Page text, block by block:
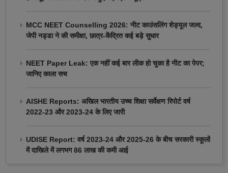
MCC NEET Counselling 2026: नीट काउंसलिंग शेड्यूल जल्द,
जेपी नड्डा ने की समीक्षा, छात्र-केंद्रित कई बड़े सुधार
NEET Paper Leak: एक नहीं कई बार लीक हो चुका है नीट का पेपर;
जानिए काला सच
AISHE Reports: अखिल भारतीय उच्च शिक्षा सर्वेक्षण रिपोर्ट वर्ष
2022-23 और 2023-24 के लिए जारी
UDISE Report: वर्ष 2023-24 और 2025-26 के बीच सरकारी स्कूलों
में दाखिले में लगभग 86 लाख की कमी आई